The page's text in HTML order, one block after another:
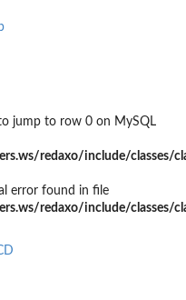
jump to row 0 on MySQL
redaxo/include/classes/
error found in file
redaxo/include/classes/